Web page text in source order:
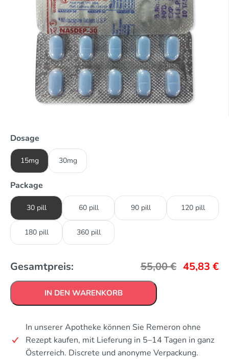
Dosage
15mg 30mg
Package
30 pill 60 pill 90 pill 120 pill
180 pill 360 pill
Gesamtpreis: 55,00€ 45,83 €
IN DEN WARENKORB
In unserer Apotheke können Sie Remeron ohne
Rezept kaufen, mit Lieferung in 5–14 Tagen in ganz
Österreich. Discrete und anonyme Verpackung.